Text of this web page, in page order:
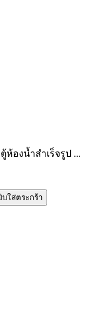
ห้องน้ำสำเร็จรูป ...